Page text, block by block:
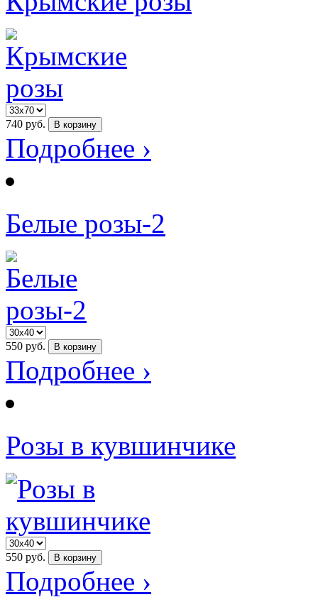
740 руб. В корзину
Подробнее ›
Белые розы-2
550 руб. В корзину
Подробнее ›
Розы в кувшинчике
550 руб. В корзину
Подробнее ›